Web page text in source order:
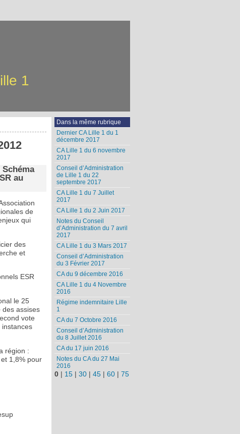
1
au
de
qui
des
et
ESR
le 25
des assises
vote
instances
région :
1,8% pour
Dans la même rubrique
Dernier CA Lille 1 du 1
décembre 2017
CA Lille 1 du 6 novembre
2017
Conseil d’Administration
de Lille 1 du 22
septembre 2017
CA Lille 1 du 7 Juillet
2017
CA Lille 1 du 2 Juin 2017
Notes du Conseil
d’Administration du 7 avril
2017
CA Lille 1 du 3 Mars 2017
Conseil d’Administration
du 3 Février 2017
CA du 9 décembre 2016
CA Lille 1 du 4 Novembre
2016
Régime indemnitaire Lille
1
CA du 7 Octobre 2016
Conseil d’Administration
du 8 Juillet 2016
CA du 17 juin 2016
Notes du CA du 27 Mai
2016
0 15 |30 |45 |60 |75